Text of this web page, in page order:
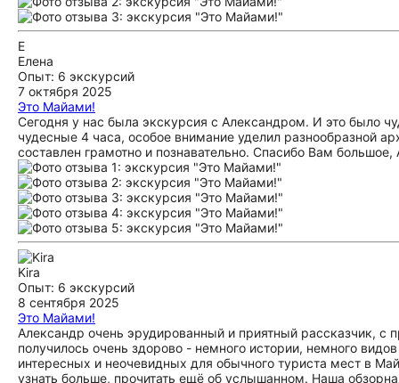
Е
Елена
Опыт: 6 экскурсий
7 октября 2025
Это Майами!
Сегодня у нас была экскурсия с Александром. И это было
чудесные 4 часа, особое внимание уделил разнообразной
составлен грамотно и познавательно. Спасибо Вам большое,
Kira
Опыт: 6 экскурсий
8 сентября 2025
Это Майами!
Александр очень эрудированный и приятный рассказчик,
получилось очень здорово - немного истории, немного
интересных и неочевидных для обычного туриста мест в
узнать больше, прочитать ещё об услышанном. Наша